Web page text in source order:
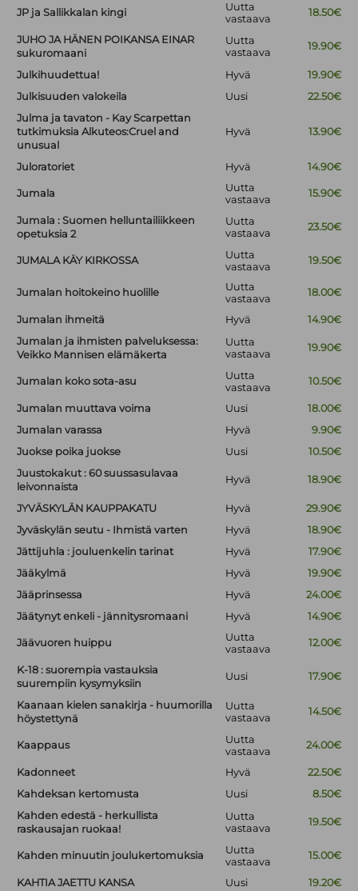
JP ja Sallikkalan kingi
Uutta
vastaava
18.50€
JUHO JA HÄNEN POIKANSA EINAR
sukuromaani
Uutta
vastaava
19.90€
Julkihuudettua! Hyvä
19.90€
Julkisuuden valokeila
Uusi
22.50€
Julma ja tavaton - Kay Scarpettan
tutkimuksia Alkuteos:Cruel and
unusual
Hyvä 13.90€
Juloratoriet Hyvä 14.90€
Jumala
Uutta
vastaava
15.90€
Jumala : Suomen helluntailiikkeen
opetuksia 2
Uutta
vastaava
23.50€
JUMALA KÄY KIRKOSSA
Uutta
vastaava
19.50€
Jumalan hoitokeino huolille
Uutta
vastaava
18.00€
Jumalan ihmeitä Hyvä
14.90€
Jumalan ja ihmisten palveluksessa:
Veikko Mannisen elämäkerta
Uutta
vastaava
19.90€
Jumalan koko sota-asu
Uutta
vastaava
10.50€
Jumalan muuttava voima Uusi
18.00€
Jumalan varassa
Hyvä
9.90€
Juokse poika juokse
Uusi
10.50€
Juustokakut : 60 suussasulavaa
leivonnaista
Hyvä 18.90€
JYVÄSKYLÄN KAUPPAKATU Hyvä
29.90€
Jyväskylän seutu - Ihmistä varten
Hyvä
18.90€
Jättijuhla : jouluenkelin tarinat
Hyvä
17.90€
Jääkylmä
Hyvä
19.90€
Jääprinsessa
Hyvä
24.00€
Jäätynyt enkeli - jännitysromaani
Hyvä 14.90€
Jäävuoren huippu
Uutta
vastaava
12.00€
K-18 : suorempia vastauksia
suurempiin kysymyksiin
Uusi 17.90€
Kaanaan kielen sanakirja - huumorilla
höystettynä
Uutta
vastaava
14.50€
Kaappaus
Uutta
vastaava
24.00€
Kadonneet Hyvä
22.50€
Kahdeksan kertomusta
Uusi
8.50€
Kahden edestä - herkullista
raskausajan ruokaa!
Uutta
vastaava
19.50€
Kahden minuutin joulukertomuksia
Uutta
vastaava
15.00€
KAHTIA JAETTU KANSA Uusi 19.20€